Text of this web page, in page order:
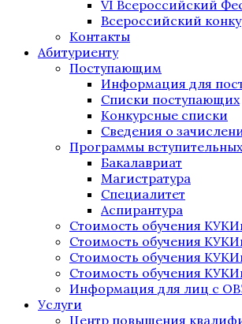
VI Всероссийский
Всероссийский
Контакты
Абитуриенту
Поступающим
Информация для
Списки поступающих
Конкурсные списки
Сведения о
Программы
Бакалавриат
Магистратура
Специалитет
Аспирантура
Стоимость обучения
Стоимость обучения
Стоимость обучения
Стоимость обучения
Информация для лиц с
Услуги
Центр повышения